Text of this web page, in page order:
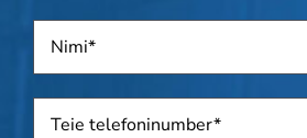
Nimi *
Telefon *